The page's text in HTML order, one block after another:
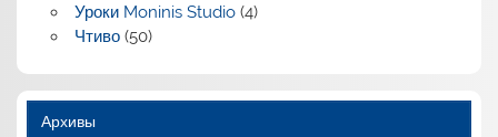
Уроки Moninis Studio(4)
Чтиво(50)
Архивы